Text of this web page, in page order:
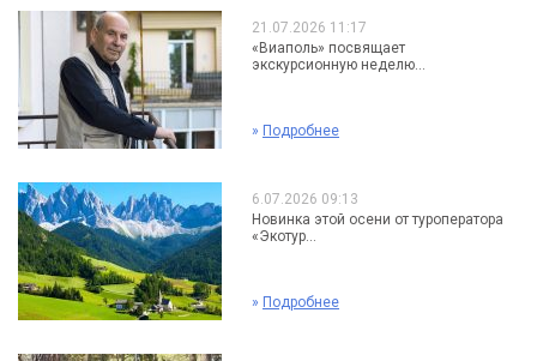
21.07.2026 11:17
«Виаполь» посвящает
экскурсионную неделю...
» Подробнее
6.07.2026 09:13
Новинка этой осени от туроператора
«Экотур...
» Подробнее